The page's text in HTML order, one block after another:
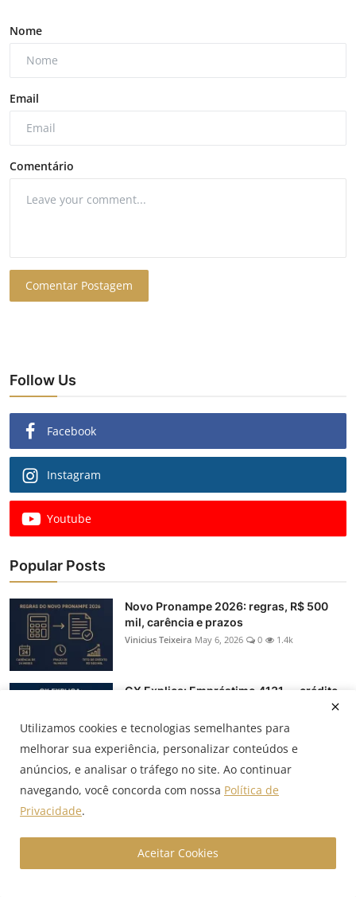
Nome
Email
Comentário
Comentar Postagem
Follow Us
Facebook
Instagram
Youtube
Popular Posts
Novo Pronampe 2026: regras, R$ 500
mil, carência e prazos
Vinicius Teixeira May 6, 2026 0 1.4k
GX Explica: Empréstimo 4131 — crédito
Vinicius Teixeira May 23, 2025 0 171
Hedge: NDF, termo, swap e opções — o
que muda na prática
GX Explica: Crédito BNDES — linhas,
Utilizamos cookies e tecnologias semelhantes para
melhorar sua experiência, personalizar conteúdos e
anúncios, e analisar o tráfego no site. Ao continuar
navegando, você concorda com nossa Política de
Privacidade.
Aceitar Cookies